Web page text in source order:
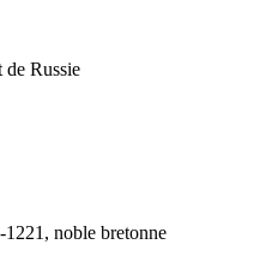
de Russie
1221, noble bretonne